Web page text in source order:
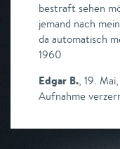
bestraft sehen
jemand nach
da automatisch
1960
Edgar B., 19.
Aufnahme